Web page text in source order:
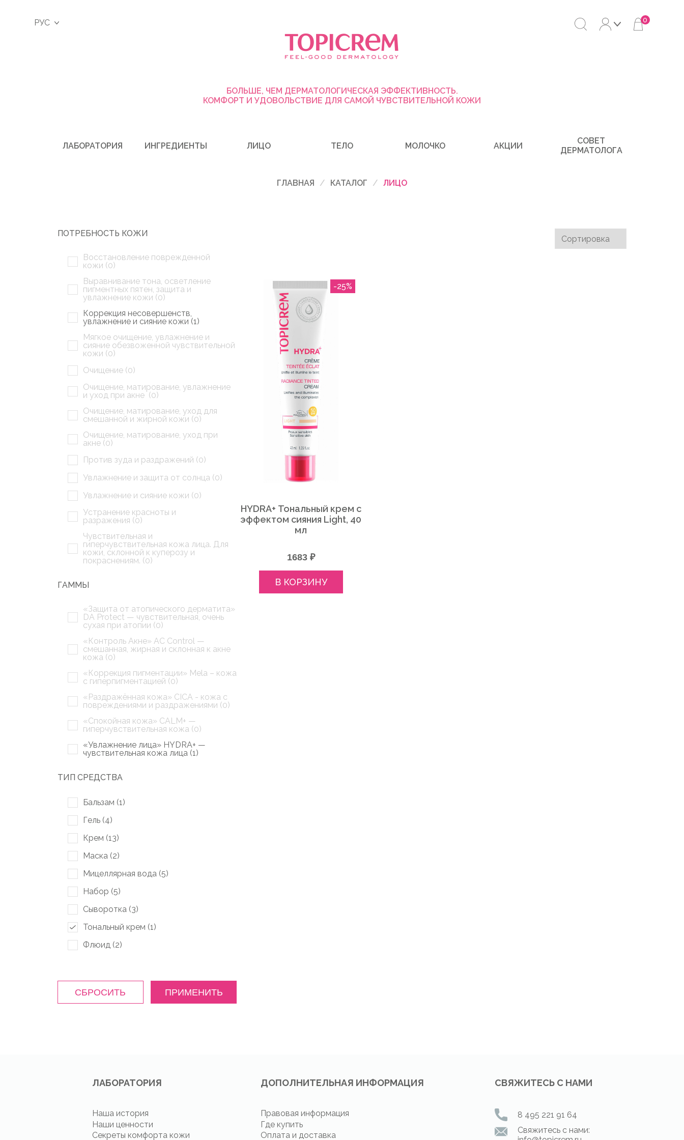
РУС
БОЛЬШЕ, ЧЕМ ДЕРМАТОЛОГИЧЕСКАЯ ЭФФЕКТИВНОСТЬ.
КОМФОРТ И УДОВОЛЬСТВИЕ ДЛЯ САМОЙ ЧУВСТВИТЕЛЬНОЙ КОЖИ
0
ЛАБОРАТОРИЯ ИНГРЕДИЕНТЫ ЛИЦО ТЕЛО МОЛОЧКО АКЦИИ
СОВЕТ
ДЕРМАТОЛОГА
ГЛАВНАЯ КАТАЛОГ ЛИЦО
ПОТРЕБНОСТЬ КОЖИ
Восстановление поврежденной
кожи (0)
Выравнивание тона, осветление
пигментных пятен, защита и
увлажнение кожи (0)
Коррекция несовершенств,
увлажнение и сияние кожи (1)
Мягкое очищение, увлажнение и
сияние обезвоженной чувствительной
кожи (0)
Очищение (0)
Очищение, матирование, увлажнение
и уход при акне (0)
Очищение, матирование, уход для
смешанной и жирной кожи (0)
Очищение, матирование, уход при
акне (0)
Против зуда и раздражений (0)
Увлажнение и защита от солнца (0)
Увлажнение и сияние кожи (0)
Устранение красноты и
разражения (0)
Чувствительная и
гиперчувствительная кожа лица. Для
кожи, склонной к куперозу и
покраснениям. (0)
ГАММЫ
«Защита от атопического дерматита»
DA Protect — чувствительная, очень
сухая при атопии (0)
«Контроль Акне» AC Control —
смешанная, жирная и склонная к акне
кожа (0)
«Коррекция пигментации» Mela – кожа
с гиперпигментацией (0)
«Раздражённая кожа» CICA - кожа с
повреждениями и раздражениями (0)
«Спокойная кожа» CALM+ —
гиперчувствительная кожа (0)
«Увлажнение лица» HYDRA+ —
чувствительная кожа лица (1)
ТИП СРЕДСТВА
Бальзам (1)
Гель (4)
Крем (13)
Маска (2)
Мицеллярная вода (5)
Набор (5)
Сыворотка (3)
Тональный крем (1)
Флюид (2)
СБРОСИТЬ ПРИМЕНИТЬ
-25%
HYDRA+ Тональный крем с
эффектом сияния Light, 40
мл
1683 ₽
В КОРЗИНУ
ЛАБОРАТОРИЯ
Наша история
Наши ценности
Секреты комфорта кожи
ДОПОЛНИТЕЛЬНАЯ ИНФОРМАЦИЯ
Правовая информация
Где купить
Оплата и доставка
СВЯЖИТЕСЬ С НАМИ
8 495 221 91 64
Свяжитесь с нами: